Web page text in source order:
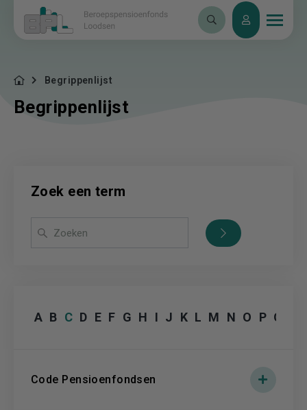
Begrippenlijst
Begrippenlijst
A B C D E F G H I J K L M N O P Q
Code Pensioenfondsen
Zoek een term